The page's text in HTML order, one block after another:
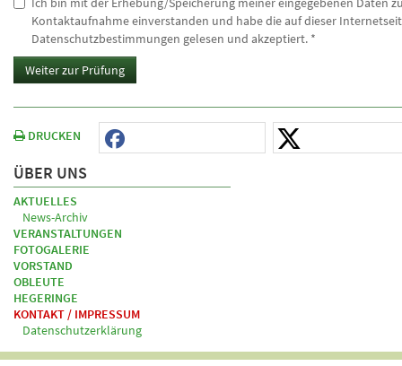
Kontaktaufnahme einverstanden und habe die auf dieser
Datenschutzbestimmungen gelesen und akzeptiert. *
Weiter zur Prüfung
DRUCKEN
ÜBER UNS
AKTUELLES
News-Archiv
VERANSTALTUNGEN
FOTOGALERIE
VORSTAND
OBLEUTE
HEGERINGE
KONTAKT / IMPRESSUM
Datenschutzerklärung